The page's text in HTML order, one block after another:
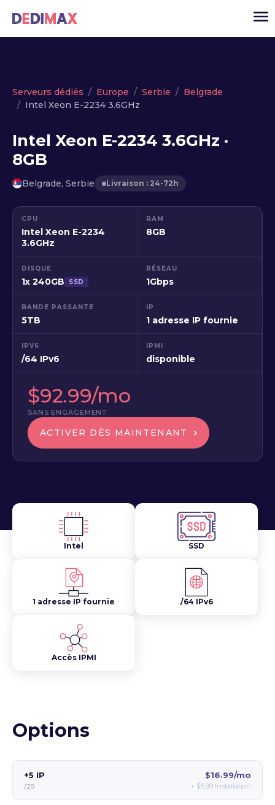
Cloud serveur
Serveurs dédiés
API
Actualité
Serveurs dédiés Europe Serbie
Belgrade
Intel Xeon E-2234 3.6GHz
Intel Xeon E-2234 3.6GHz ·
8GB
Belgrade, Serbie Livraison : 24-72h
CPU
Intel Xeon E-2234
3.6GHz
RAM
8GB
DISQUE
1x 240GB SSD
RÉSEAU
1Gbps
BANDE PASSANTE
5TB
IP
1 adresse IP fournie
IPV6
/64 IPv6
IPMI
disponible
$92.99/mo
SANS ENGAGEMENT
ACTIVER DÈS MAINTENANT
Intel SSD
1 adresse IP fournie /64 IPv6
Accès IPMI
Options
+5 IP
/29
$16.99/mo
+ $5.99 Installation